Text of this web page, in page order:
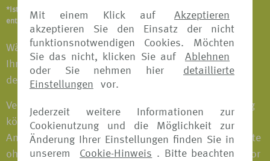
Mit einem Klick auf
Akzeptieren
akzeptieren Sie den Einsatz der nicht
funktionsnotwendigen Cookies. Möchten
Sie das nicht, klicken Sie auf
Ablehnen
oder Sie nehmen hier
detaillierte
Einstellungen
vor.
Jederzeit weitere Informationen zur
Cookienutzung und die Möglichkeit zur
Änderung Ihrer Einstellungen finden Sie in
unserem
Cookie-Hinweis . Bitte beachten
*Ist abhängig vom Versicherungsangebot und Versicherer. Details
entnehmen Sie bitte den jeweiligen Versicherungsbedingungen.
Wählen Sie das Versicherungspaket individuell nach
Ihren Bedürfnissen aus und fahren Sie entspannt in
den Urlaub.
Versicherungspakete mit Reiserücktritts-Versicherung
können bei fast allen Versicherern bis 30 Tage vor
Antritt der Reise gebucht werden. Versicherungspakete
ohne Reiserücktritts-Versicherung können jederzeit vor